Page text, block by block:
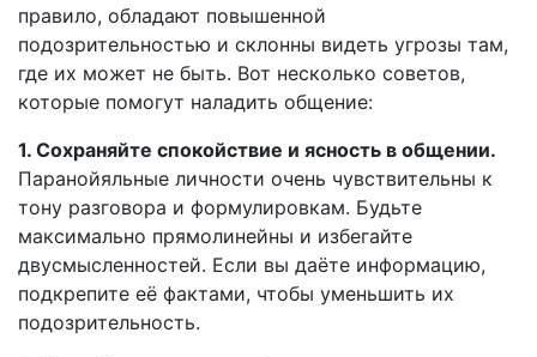
правило, обладают повышенной
подозрительностью и склонны видеть угрозы там,
где их может не быть. Вот несколько советов,
которые помогут наладить общение:
1. Сохраняйте спокойствие и ясность в общении.
Паранойяльные личности очень чувствительны к
тону разговора и формулировкам. Будьте
максимально прямолинейны и избегайте
двусмысленностей. Если вы даёте информацию,
подкрепите её фактами, чтобы уменьшить их
подозрительность.